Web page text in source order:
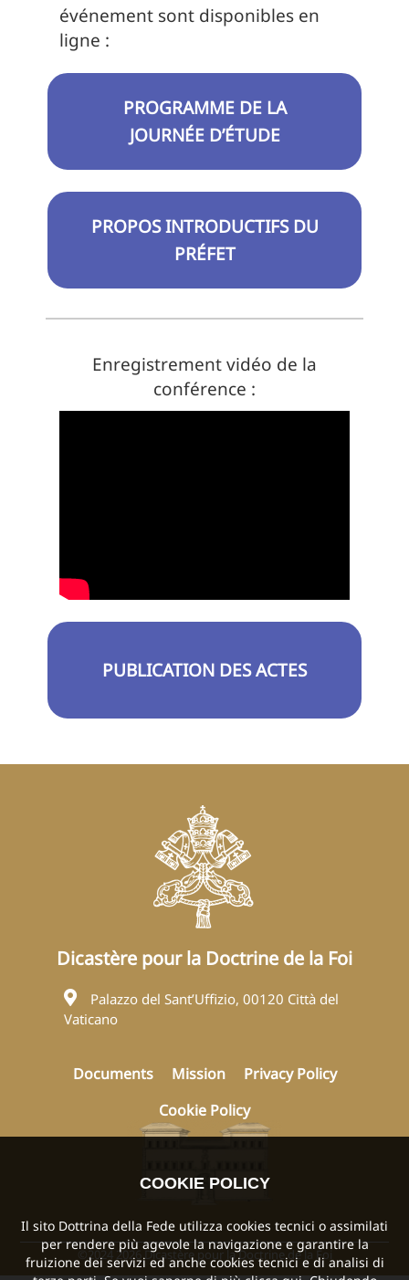
événement sont disponibles en
ligne :
PROGRAMME DE LA
JOURNÉE D’ÉTUDE
PROPOS INTRODUCTIFS DU
PRÉFET
Enregistrement vidéo de la
conférence :
PUBLICATION DES ACTES
Dicastère pour la Doctrine de la Foi
Palazzo del Sant’Uffizio, 00120 Città del
Vaticano
Documents Mission
Privacy Policy
Cookie Policy
©2024 2026 Dicastère pour la Doctrine de la Foi
COOKIE POLICY
Il sito Dottrina della Fede utilizza cookies tecnici o assimilati
per rendere più agevole la navigazione e garantire la
fruizione dei servizi ed anche cookies tecnici e di analisi di